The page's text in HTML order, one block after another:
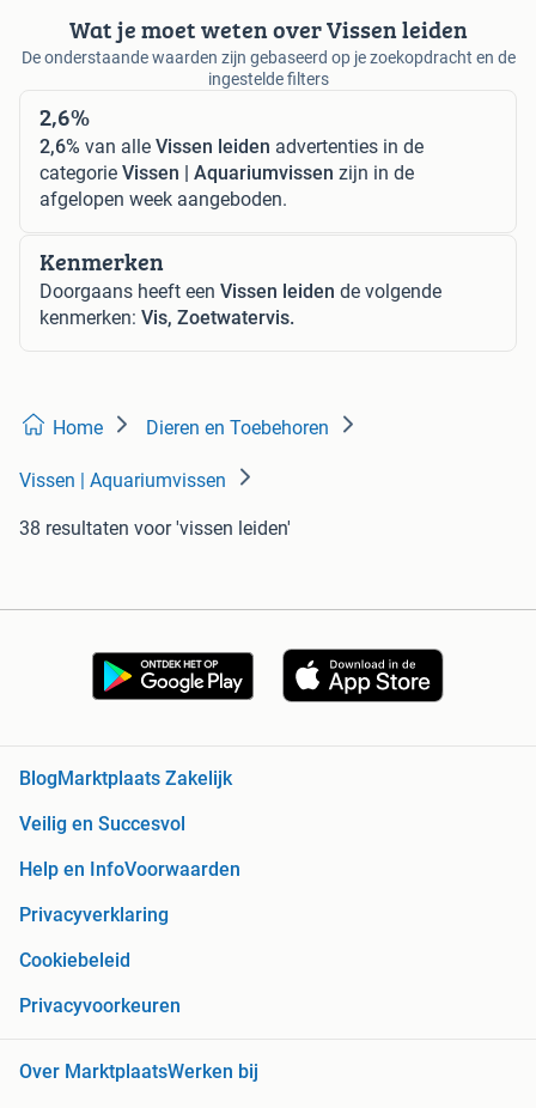
Wat je moet weten over Vissen leiden
De onderstaande waarden zijn gebaseerd op je zoekopdracht en de
ingestelde filters
2,6%
2,6% van alle Vissen leiden advertenties in de
categorie Vissen | Aquariumvissen zijn in de
afgelopen week aangeboden.
Kenmerken
Doorgaans heeft een Vissen leiden de volgende
kenmerken: Vis, Zoetwatervis.
Home Dieren en Toebehoren
Vissen | Aquariumvissen
38 resultaten voor 'vissen leiden'
BlogMarktplaats Zakelijk
Veilig en Succesvol
Help en InfoVoorwaarden
Privacyverklaring
Cookiebeleid
Privacyvoorkeuren
Over MarktplaatsWerken bij